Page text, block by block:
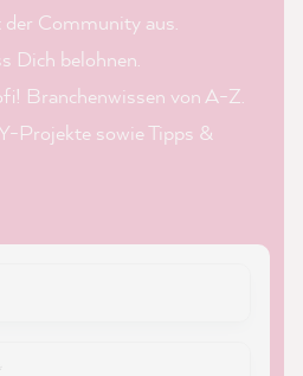
Community aus.
Dich belohnen.
Branchenwissen von A-Z.
Projekte sowie Tipps &